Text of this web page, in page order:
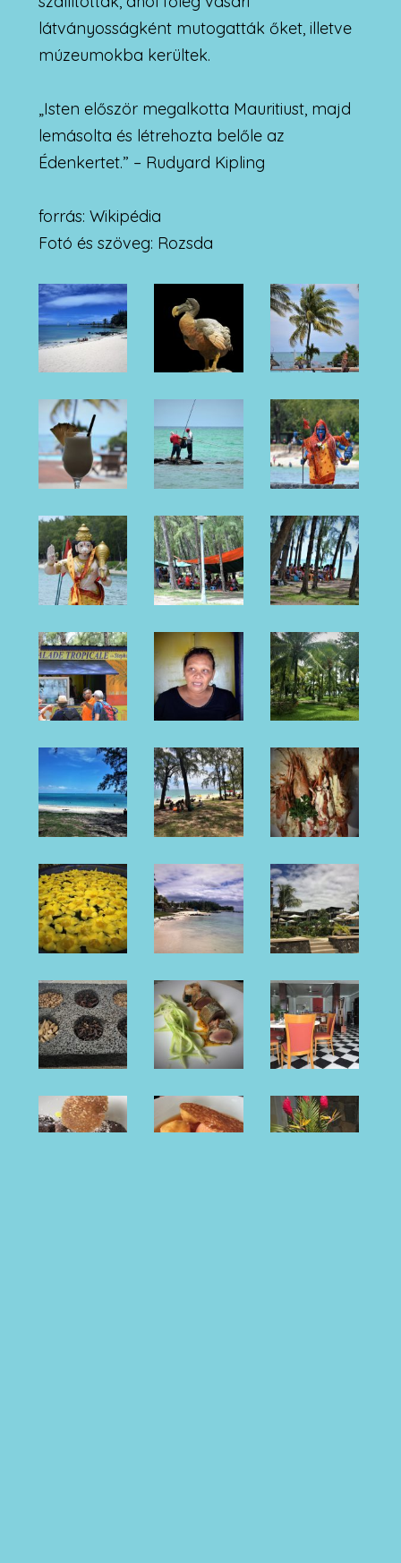
látványosságként mutogatták őket, illetve
múzeumokba kerültek.
„Isten először megalkotta Mauritiust, majd
lemásolta és létrehozta belőle az
Édenkertet.” – Rudyard Kipling
forrás: Wikipédia
Fotó és szöveg: Rozsda